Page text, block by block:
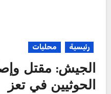
رئيسية محليات
الحوثيين في تعز